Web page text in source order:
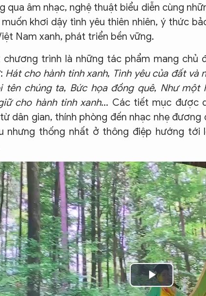
qua âm nhạc, nghệ thuật biểu diễn cùng
khơi dậy tình yêu thiên nhiên, ý thức
Nam xanh, phát triển bền vững.
chương trình là những tác phẩm mang chủ
Hát cho hành tinh xanh, Tình yêu của đất và
tên chúng ta, Bức họa đồng quê, Như một
cho hành tinh xanh... Các tiết mục được
dân gian, thính phòng đến nhạc nhẹ
nhưng thống nhất ở thông điệp hướng tới
Play